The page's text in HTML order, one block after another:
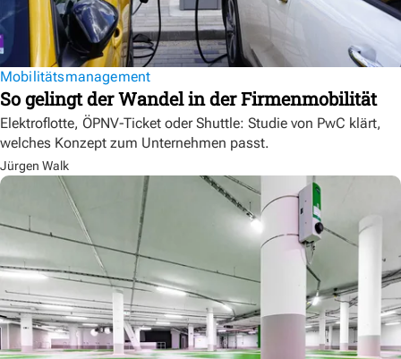
Mobilitätsmanagement
So gelingt der Wandel in der Firmenmobilität
Elektroflotte, ÖPNV-Ticket oder Shuttle: Studie von PwC klärt,
welches Konzept zum Unternehmen passt.
Jürgen Walk